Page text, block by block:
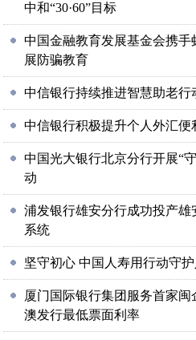
中和“30·60”目标
中国金融教育发展基金会携手
展防骗教育
中信银行持续推进智慧助老行
中信银行积极提升个人外汇便
中国光大银行北京分行开展“
动
浦发银行雄安分行成功投产
系统
坚守初心 中国人寿用行动守
厦门国际银行集团服务首家
澳发行最低票面利率